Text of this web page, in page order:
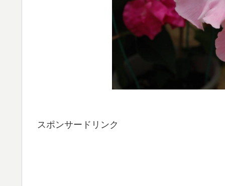
スポンサードリンク